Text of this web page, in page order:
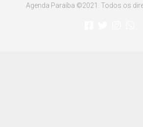
Agenda Paraíba ©2021. Todos os